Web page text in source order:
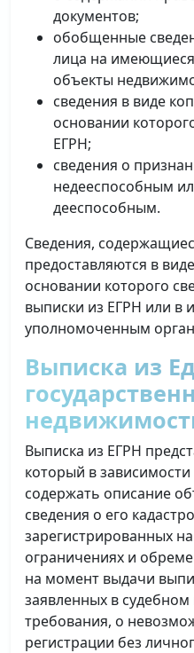
документов;
обобщенные
лица на
объекты
сведения в виде
основании
ЕГРН;
сведения о
недееспособным
дееспособным.
Сведения,
предоставляются в
основании которого
выписки из ЕГРН или в
уполномоченным
Выписка из
Выписка из ЕГРН
который в
содержать описание
сведения о его
зарегистрированных
ограничениях и
на момент выдачи
заявленных в
требования, о
регистрации без